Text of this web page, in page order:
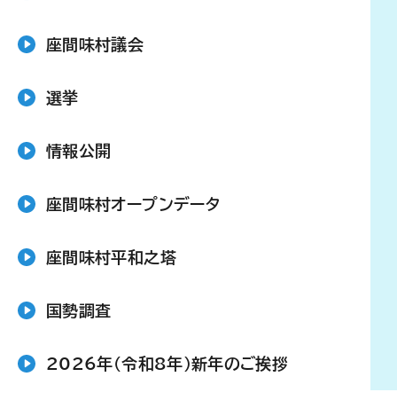
座間味村議会
選挙
情報公開
座間味村オープンデータ
座間味村平和之塔
国勢調査
2026年（令和8年）新年のご挨拶